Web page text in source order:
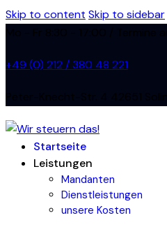
Skip to content Skip to sidebar
+49 (0) 212 / 380 48 221
Startseite
Leistungen
Mandanten
Dienstleistungen
unsere Kosten